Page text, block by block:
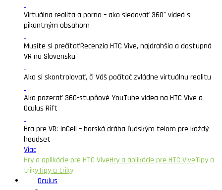
Virtuálna realita a porno – ako sledovať 360° videá s
pikantným obsahom
Musíte si prečítaťRecenzia HTC Vive, najdrahšia a dostupná
VR na Slovensku
Ako si skontrolovať, či Váš počítač zvládne virtuálnu realitu
Ako pozerať 360-stupňové YouTube videa na HTC Vive a
Oculus Rift
Hra pre VR: InCell – horská dráha ľudským telom pre každý
headset
Viac
Hry a aplikácie pre HTC ViveHry a aplikácie pre HTC ViveTipy a
trikyTipy a triky
Oculus